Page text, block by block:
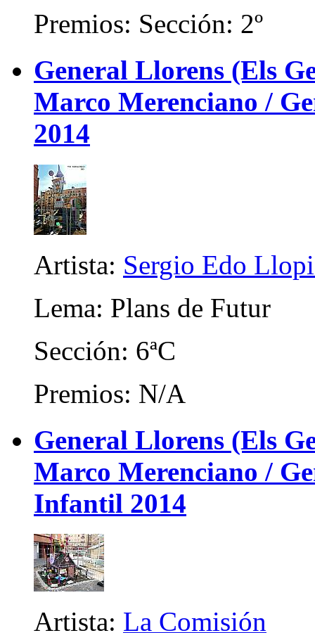
Premios: Sección: 2º
General Llorens (Els
Marco Merenciano /
2014
Artista: Sergio Edo
Lema: Plans de Futur
Sección: 6ªC
Premios: N/A
General Llorens (Els
Marco Merenciano /
Infantil 2014
Artista: La Comisión